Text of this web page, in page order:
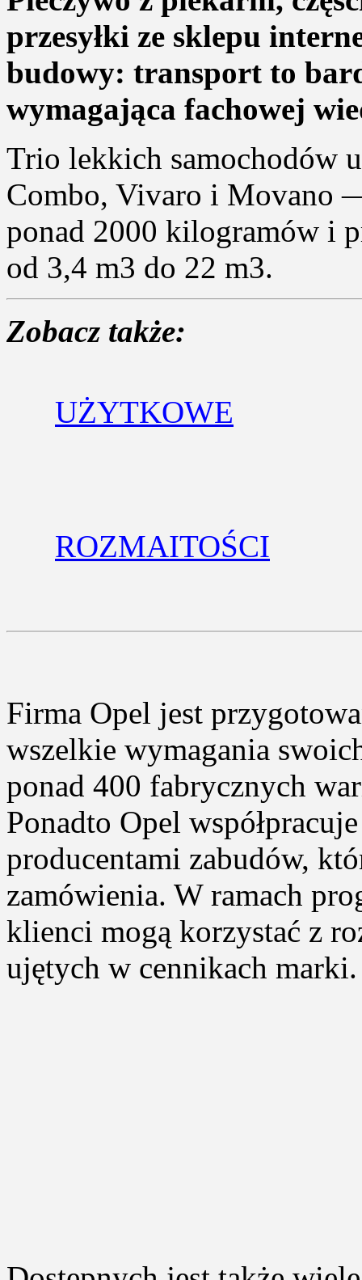
przesyłki ze sklepu
budowy: transport to
wymagająca fachowej
Trio lekkich samochodów
Combo, Vivaro i Movano
ponad 2000 kilogramów i
od 3,4 m3 do 22 m3.
Zobacz także:
UŻYTKOWE
ROZMAITOŚCI
Firma Opel jest
wszelkie wymagania
ponad 400 fabrycznych
Ponadto Opel
producentami zabudów,
zamówienia. W ramach
klienci mogą korzystać z
ujętych w cennikach marki.